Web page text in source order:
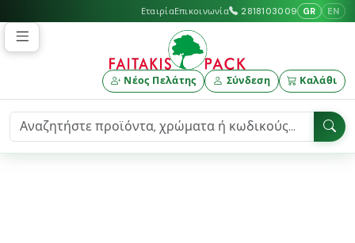
ΕταιρίαΕπικοινωνία 2818103009 GR EN
Νέος Πελάτης Σύνδεση Καλάθι